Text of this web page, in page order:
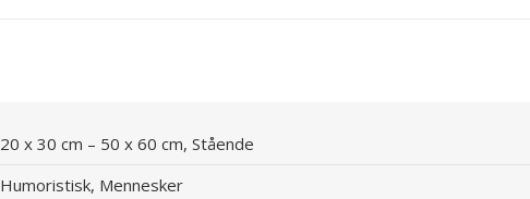
20 x 30 cm – 50 x 60 cm, Stående
Humoristisk, Mennesker